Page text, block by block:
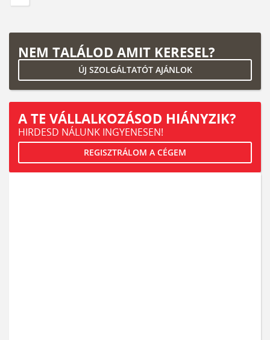
NEM TALÁLOD AMIT KERESEL?
ÚJ SZOLGÁLTATÓT AJÁNLOK
A TE VÁLLALKOZÁSOD HIÁNYZIK?
HIRDESD NÁLUNK INGYENESEN!
REGISZTRÁLOM A CÉGEM